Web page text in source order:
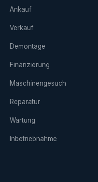
Ankauf
Verkauf
Demontage
Finanzierung
Maschinengesuch
Reparatur
Wartung
Inbetriebnahme